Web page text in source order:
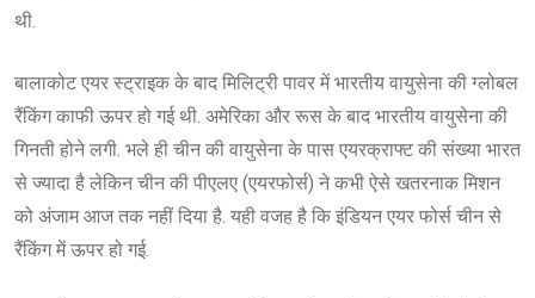
थी.
बालाकोट एयर स्ट्राइक के बाद मिलिट्री पावर में भारतीय वायुसेना की ग्लोबल
रैंकिंग काफी ऊपर हो गई थी. अमेरिका और रूस के बाद भारतीय वायुसेना की
गिनती होने लगी. भले ही चीन की वायुसेना के पास एयरक्राफ्ट की संख्या भारत
से ज्यादा है लेकिन चीन की पीएलए (एयरफोर्स) ने कभी ऐसे खतरनाक मिशन
को अंजाम आज तक नहीं दिया है. यही वजह है कि इंडियन एयर फोर्स चीन से
रैंकिंग में ऊपर हो गई.